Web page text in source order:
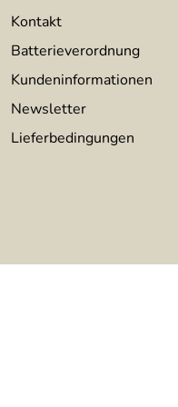
Kontakt
Batterieverordnung
Kundeninformationen
Newsletter
Lieferbedingungen